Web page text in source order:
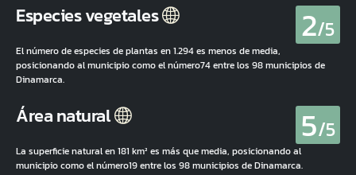
Especies vegetales 2/5
El número de especies de plantas en 1.294 es menos de media,
posicionando al municipio como el número74 entre los 98 municipios de
Dinamarca.
Área natural 5/5
La superficie natural en 181 km² es más que media, posicionando al
municipio como el número19 entre los 98 municipios de Dinamarca.